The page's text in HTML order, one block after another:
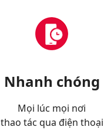
Nhanh chóng
Mọi lúc mọi nơi
thao tác qua điện thoại